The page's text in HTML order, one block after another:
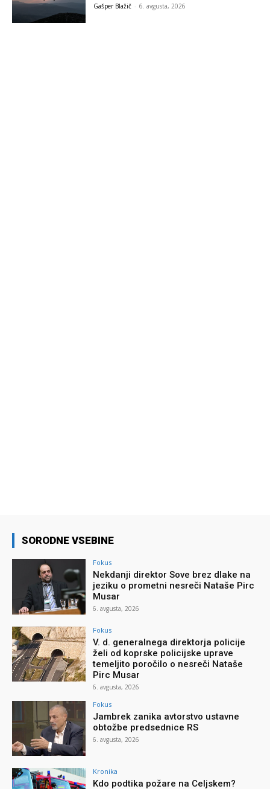
Gašper Blažič - 6. avgusta, 2026
SORODNE VSEBINE
Fokus
Nekdanji direktor Sove brez dlake na
jeziku o prometni nesreči Nataše Pirc
Musar
6. avgusta, 2026
Fokus
V. d. generalnega direktorja policije
želi od koprske policijske uprave
temeljito poročilo o nesreči Nataše
Pirc Musar
6. avgusta, 2026
Fokus
Jambrek zanika avtorstvo ustavne
obtožbe predsednice RS
6. avgusta, 2026
Kronika
Kdo podtika požare na Celjskem?